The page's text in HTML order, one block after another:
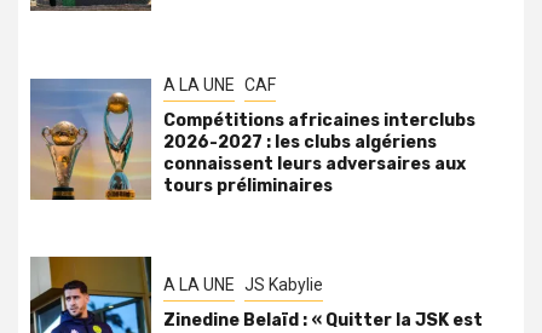
A LA UNE CAF
Compétitions africaines interclubs
2026-2027 : les clubs algériens
connaissent leurs adversaires aux
tours préliminaires
A LA UNE JS Kabylie
Zinedine Belaïd : « Quitter la JSK est